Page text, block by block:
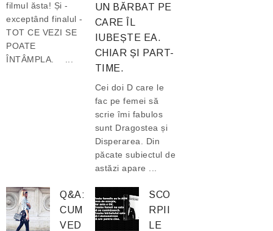
filmul ăsta! Și -
exceptând finalul -
TOT CE VEZI SE
POATE
ÎNTÂMPLA. ...
UN BĂRBAT PE
CARE ÎL
IUBEȘTE EA.
CHIAR ȘI PART-
TIME.
Cei doi D care le
fac pe femei să
scrie îmi fabulos
sunt Dragostea și
Disperarea. Din
păcate subiectul de
astăzi apare ...
Q&A:
CUM
VED
SCO
RPII
LE